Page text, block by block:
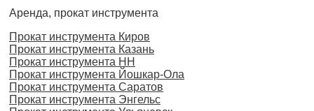
Аренда, прокат инструмента
Прокат инструмента Киров
Прокат инструмента Казань
Прокат инструмента НН
Прокат инструмента Йошкар-Ола
Прокат инструмента Саратов
Прокат инструмента Энгельс